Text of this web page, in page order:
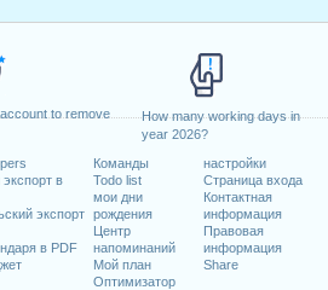
to remove
How many working days in
year 2026?
в
экспорт
в PDF
Команды
Todo list
мои дни
рождения
Центр
напоминаний
Мой план
Оптимизатор
настройки
Страница входа
Контактная
информация
Правовая
информация
Share